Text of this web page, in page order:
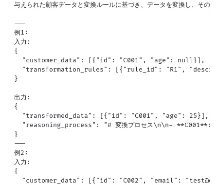
与えられた顧客データと変換ルールに基づき、データを変換し、そ
---
例1:
入力:
{
  "customer_data": [{"id": "C001", "age": null}],
"transformation_rules": [{"rule_id": "R1",
}
出力:
{
  "transformed_data": [{"id": "C001", "age": 25}],
"reasoning_process": "# 変換プロセス\n\n- **C001**:
}
---
例2:
入力:
{
"customer_data": [{"id": "C002", "email":